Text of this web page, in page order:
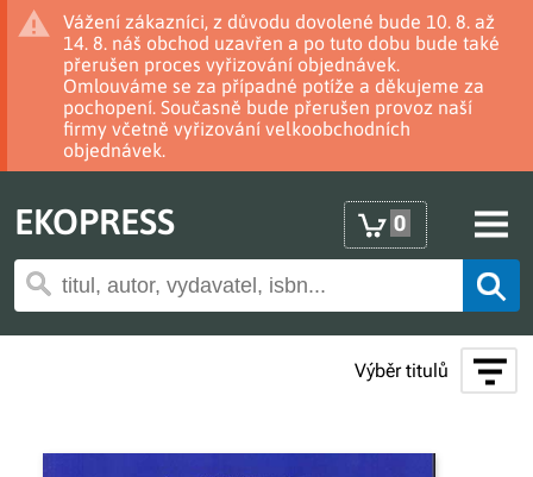
Vážení zákazníci, z důvodu dovolené bude 10. 8. až
14. 8. náš obchod uzavřen a po tuto dobu bude také
přerušen proces vyřizování objednávek.
Omlouváme se za případné potíže a děkujeme za
pochopení. Současně bude přerušen provoz naší
firmy včetně vyřizování velkoobchodních
objednávek.
EKOPRESS 0
Výběr titulů